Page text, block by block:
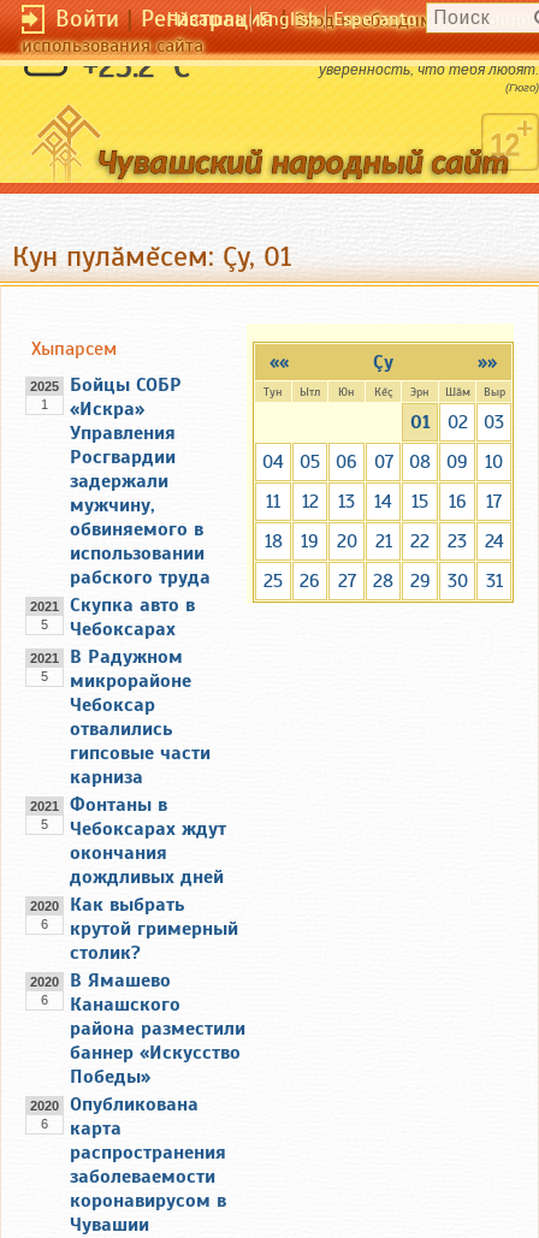
Войти|Регистрация|Вход необходим для
использования сайта
Чӑвашла English Esperanto
+25.2 °C
Самое большое счастье в жизни - это
уверенность, что тебя любят.
(Гюго)
Кун пулăмĕсем: Çу, 01
»»
«« Çу
Тун Ытл Юн Кĕç Эрн Шăм Выр
01 02
03
04
05 06 07 08 09
10
11
12 13 14 15 16
17
18
19 20 21 22 23
24
25
26 27 28 29 30 31
Хыпарсем
2025
1
Бойцы СОБР
«Искра»
Управления
Росгвардии
задержали
мужчину,
обвиняемого в
использовании
рабского труда
2021
5
Скупка авто в
Чебоксарах
2021
5
В Радужном
микрорайоне
Чебоксар
отвалились
гипсовые части
карниза
2021
5
Фонтаны в
Чебоксарах ждут
окончания
дождливых дней
2020
6
Как выбрать
крутой гримерный
столик?
2020
6
В Ямашево
Канашского
района разместили
баннер «Искусство
Победы»
2020
6
Опубликована
карта
распространения
заболеваемости
коронавирусом в
Чувашии